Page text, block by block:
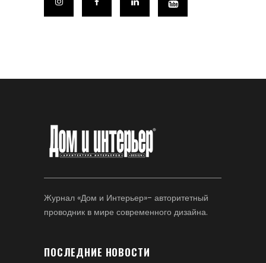
Журнал «Дом и Интерьер»- авторитетный
проводник в мире современного дизайна.
ПОСЛЕДНИЕ НОВОСТИ